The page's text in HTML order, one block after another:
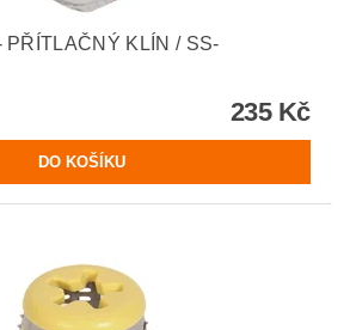
PŘÍTLAČNÝ KLÍN / SS-
235 Kč